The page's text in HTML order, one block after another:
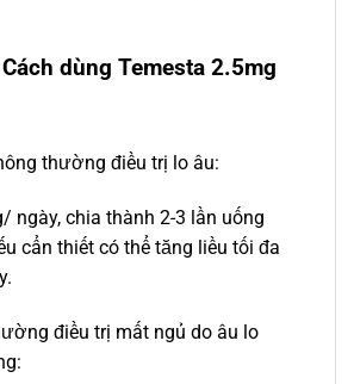
dùng Temesta 2.5mg
thường điều trị lo âu:
ngày, chia thành 2-3 lần uống
cẩn thiết có thể tăng liều tối đa
điều trị mất ngủ do âu lo